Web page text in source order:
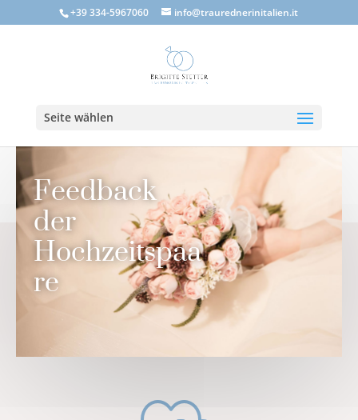
+39 334-5967060 info@traurednerinitalien.it
Seite wählen
Feedback
der
Hochzeitspaa
re